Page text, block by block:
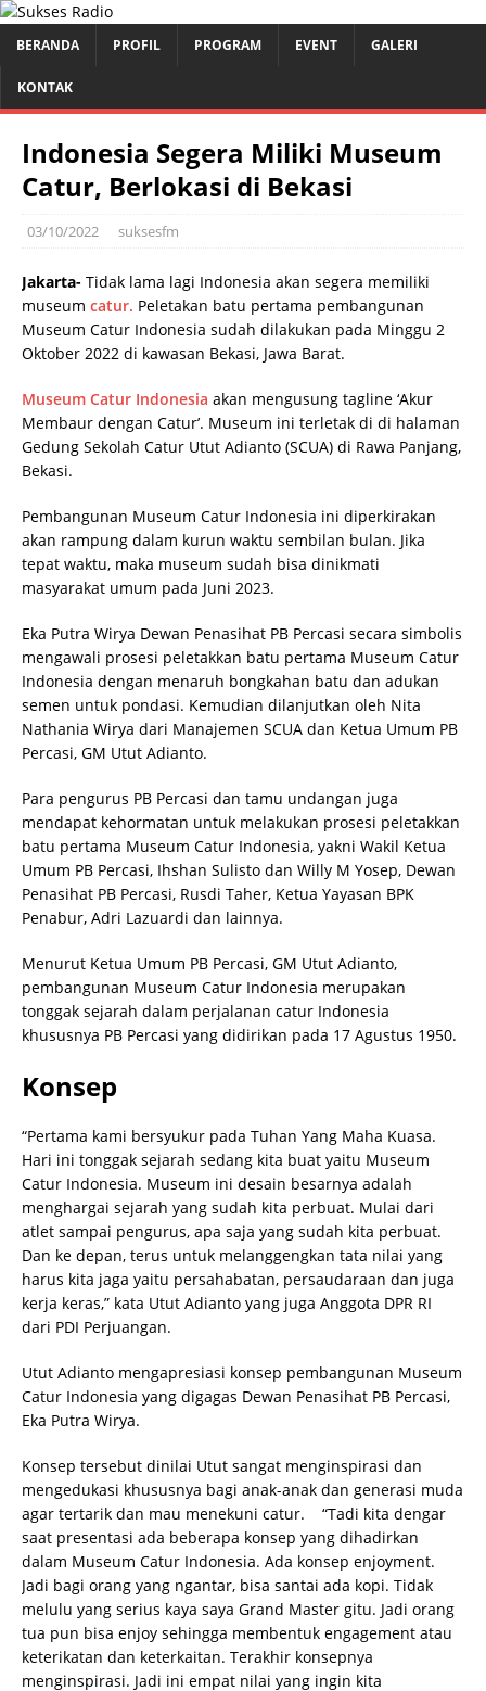
BERANDA PROFIL PROGRAM EVENT GALERI
KONTAK
Indonesia Segera Miliki Museum
Catur, Berlokasi di Bekasi
03/10/2022 suksesfm
Jakarta- Tidak lama lagi Indonesia akan segera memiliki
museum catur. Peletakan batu pertama pembangunan
Museum Catur Indonesia sudah dilakukan pada Minggu 2
Oktober 2022 di kawasan Bekasi, Jawa Barat.
Museum Catur Indonesia akan mengusung tagline ‘Akur
Membaur dengan Catur’. Museum ini terletak di di halaman
Gedung Sekolah Catur Utut Adianto (SCUA) di Rawa Panjang,
Bekasi.
Pembangunan Museum Catur Indonesia ini diperkirakan
akan rampung dalam kurun waktu sembilan bulan. Jika
tepat waktu, maka museum sudah bisa dinikmati
masyarakat umum pada Juni 2023.
Eka Putra Wirya Dewan Penasihat PB Percasi secara simbolis
mengawali prosesi peletakkan batu pertama Museum Catur
Indonesia dengan menaruh bongkahan batu dan adukan
semen untuk pondasi. Kemudian dilanjutkan oleh Nita
Nathania Wirya dari Manajemen SCUA dan Ketua Umum PB
Percasi, GM Utut Adianto.
Para pengurus PB Percasi dan tamu undangan juga
mendapat kehormatan untuk melakukan prosesi peletakkan
batu pertama Museum Catur Indonesia, yakni Wakil Ketua
Umum PB Percasi, Ihshan Sulisto dan Willy M Yosep, Dewan
Penasihat PB Percasi, Rusdi Taher, Ketua Yayasan BPK
Penabur, Adri Lazuardi dan lainnya.
Menurut Ketua Umum PB Percasi, GM Utut Adianto,
pembangunan Museum Catur Indonesia merupakan
tonggak sejarah dalam perjalanan catur Indonesia
khususnya PB Percasi yang didirikan pada 17 Agustus 1950.
Konsep
“Pertama kami bersyukur pada Tuhan Yang Maha Kuasa.
Hari ini tonggak sejarah sedang kita buat yaitu Museum
Catur Indonesia. Museum ini desain besarnya adalah
menghargai sejarah yang sudah kita perbuat. Mulai dari
atlet sampai pengurus, apa saja yang sudah kita perbuat.
Dan ke depan, terus untuk melanggengkan tata nilai yang
harus kita jaga yaitu persahabatan, persaudaraan dan juga
kerja keras,” kata Utut Adianto yang juga Anggota DPR RI
dari PDI Perjuangan.
Utut Adianto mengapresiasi konsep pembangunan Museum
Catur Indonesia yang digagas Dewan Penasihat PB Percasi,
Eka Putra Wirya.
Konsep tersebut dinilai Utut sangat menginspirasi dan
mengedukasi khususnya bagi anak-anak dan generasi muda
agar tertarik dan mau menekuni catur. “Tadi kita dengar
saat presentasi ada beberapa konsep yang dihadirkan
dalam Museum Catur Indonesia. Ada konsep enjoyment.
Jadi bagi orang yang ngantar, bisa santai ada kopi. Tidak
melulu yang serius kaya saya Grand Master gitu. Jadi orang
tua pun bisa enjoy sehingga membentuk engagement atau
keterikatan dan keterkaitan. Terakhir konsepnya
menginspirasi. Jadi ini empat nilai yang ingin kita